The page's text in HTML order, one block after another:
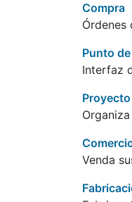
Compra
Órdenes
Punto
Interfaz
Proyecto
Venda